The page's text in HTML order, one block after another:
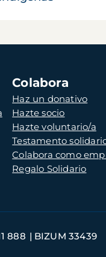
Colabora
Haz un donativo
Hazte socio
Hazte voluntario/a
Testamento
Colabora como
Regalo Solidario
888 BIZUM 33439